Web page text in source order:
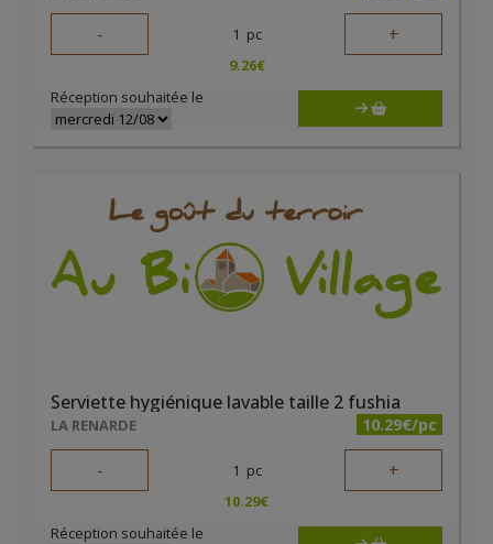
- 1 pc +
9.26€
Réception souhaitée le
Serviette hygiénique lavable taille 2 fushia
LA RENARDE 10.29€/pc
- 1 pc +
10.29€
Réception souhaitée le